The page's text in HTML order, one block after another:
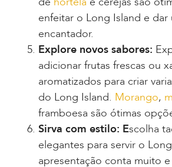
enfeitar o Long Island e dar
encantador.
Explore novos sabores:
adicionar frutas frescas ou
aromatizados para criar
do Long Island. Morango,
framboesa são ótimas
Sirva com estilo: Escolha
elegantes para servir o
apresentação conta muito